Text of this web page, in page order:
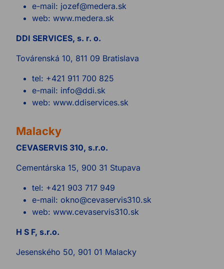
e-mail: jozef@medera.sk
web: www.medera.sk
DDI SERVICES, s. r. o.
Továrenská 10, 811 09 Bratislava
tel: +421 911 700 825
e-mail: info@ddi.sk
web: www.ddiservices.sk
Malacky
CEVASERVIS 310, s.r.o.
Cementárska 15, 900 31 Stupava
tel: +421 903 717 949
e-mail: okno@cevaservis310.sk
web: www.cevaservis310.sk
H S F, s.r.o.
Jesenského 50, 901 01 Malacky